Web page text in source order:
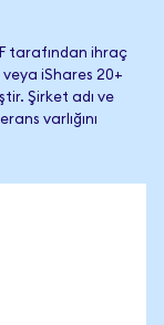
tarafından ihraç
iShares 20+
Şirket adı ve
varlığını